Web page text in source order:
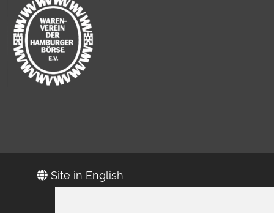
Site in English